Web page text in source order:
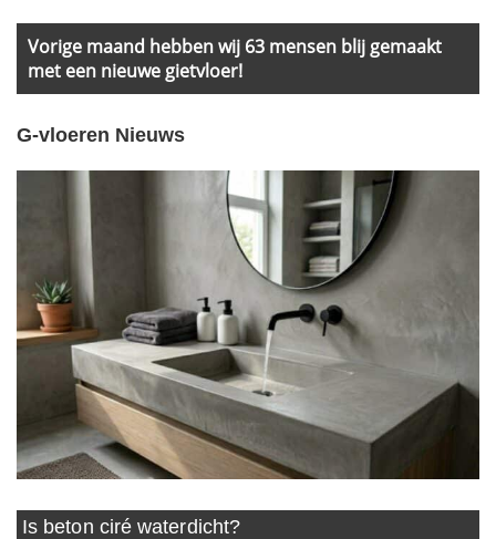
Vorige maand hebben wij 63 mensen blij gemaakt
met een nieuwe gietvloer!
G-vloeren Nieuws
Is beton ciré waterdicht?